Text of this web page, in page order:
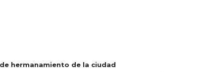
hermanamiento de la ciudad